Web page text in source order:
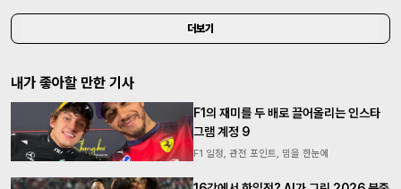
더보기
내가 좋아할 만한 기사
F1의 재미를 두 배로 끌어올리는 인스타
그램 계정 9
F1 일정, 관전 포인트, 밈을 한눈에